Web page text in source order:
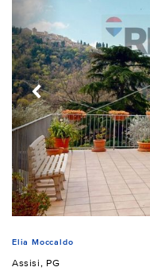
Elia Moccaldo
Assisi, PG